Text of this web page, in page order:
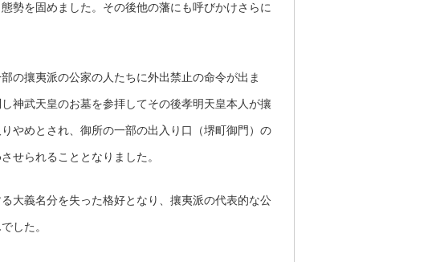
勢を固めました。その後他の藩にも呼びかけさらに
の攘夷派の公家の人たちに外出禁止の命令が出ま
神武天皇のお墓を参拝してその後孝明天皇本人が攘
やめとされ、御所の一部の出入り口（堺町御門）の
せられることとなりました。
大義名分を失った格好となり、攘夷派の代表的な公
した。